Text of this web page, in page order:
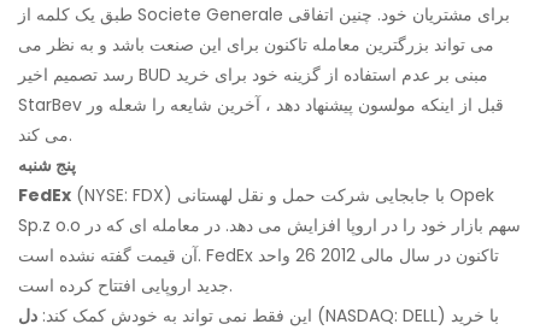
طبق یک کلمه از Societe Generale برای مشتریان خود. چنین اتفاقی
می تواند بزرگترین معامله تاکنون برای این صنعت باشد و به نظر می
رسد تصمیم اخیر BUD مبنی بر عدم استفاده از گزینه خود برای خرید
StarBev قبل از اینکه مولسون پیشنهاد دهد ، آخرین شایعه را شعله ور
می کند.
پنج شنبه
FedEx (NYSE: FDX) با جابجایی شرکت حمل و نقل لهستانی Opek
Sp.z o.o سهم بازار خود را در اروپا افزایش می دهد. در معامله ای که در
آن قیمت گفته نشده است. FedEx تاکنون در سال مالی 2012 26 واحد
جدید اروپایی افتتاح کرده است.
این فقط نمی تواند به خودش کمک کند: دل
(NASDAQ: DELL) با خرید